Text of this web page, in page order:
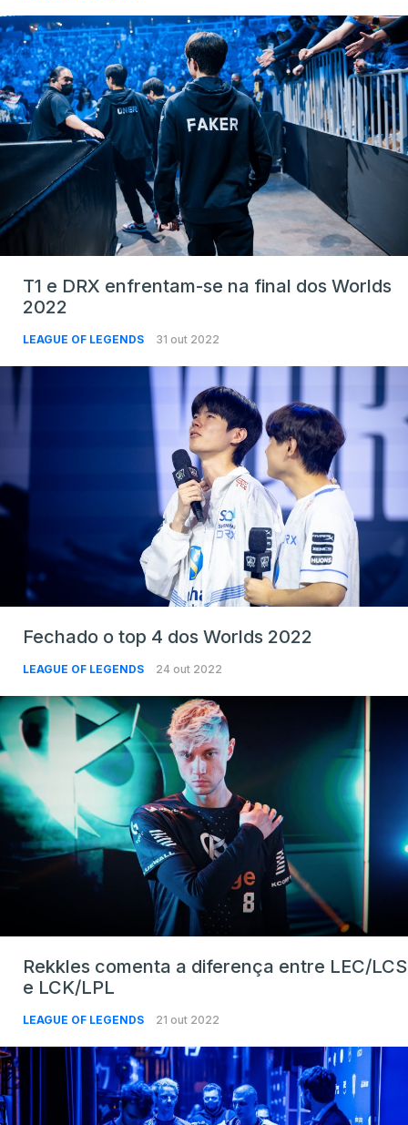
T1 e DRX enfrentam-se na final dos Worlds
2022
LEAGUE OF LEGENDS 31 out 2022
Fechado o top 4 dos Worlds 2022
LEAGUE OF LEGENDS 24 out 2022
Rekkles comenta a diferença entre LEC/LCS
e LCK/LPL
LEAGUE OF LEGENDS 21 out 2022